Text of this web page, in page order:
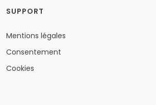
SUPPORT
Mentions légales
Consentement
Cookies